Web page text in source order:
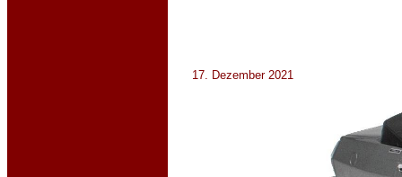
17. Dezember 2021